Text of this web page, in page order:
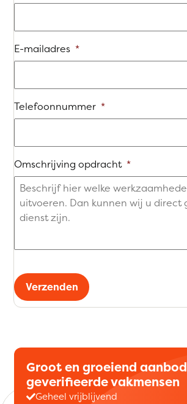
E-mailadres *
Telefoonnummer *
Omschrijving opdracht *
Verzenden
Groot en groeiend aanbod
geverifieerde vakmensen
Geheel vrijblijvend